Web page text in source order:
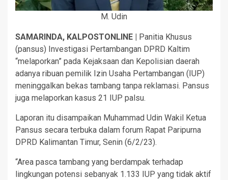
M. Udin
SAMARINDA, KALPOSTONLINE |
Panitia Khusus
(pansus) Investigasi Pertambangan DPRD Kaltim
“melaporkan” pada Kejaksaan dan Kepolisian daerah
adanya ribuan pemilik Izin Usaha Pertambangan (IUP)
meninggalkan bekas tambang tanpa reklamasi. Pansus
juga melaporkan kasus 21 IUP palsu.
Laporan itu disampaikan Muhammad Udin Wakil Ketua
Pansus secara terbuka dalam forum Rapat Paripurna
DPRD Kalimantan Timur, Senin (6/2/23).
“Area pasca tambang yang berdampak terhadap
lingkungan potensi sebanyak 1.133 IUP yang tidak aktif